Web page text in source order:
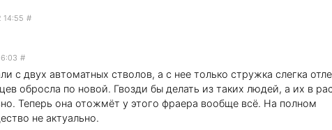
14:55 #
#
с двух автоматных стволов, а с нее только стружка слегка
обросла по новой. Гвозди бы делать из таких людей, а их в
Теперь она отожмёт у этого фраера вообще всё. На полном
не актуально.